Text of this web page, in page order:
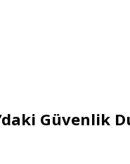
Güvenlik